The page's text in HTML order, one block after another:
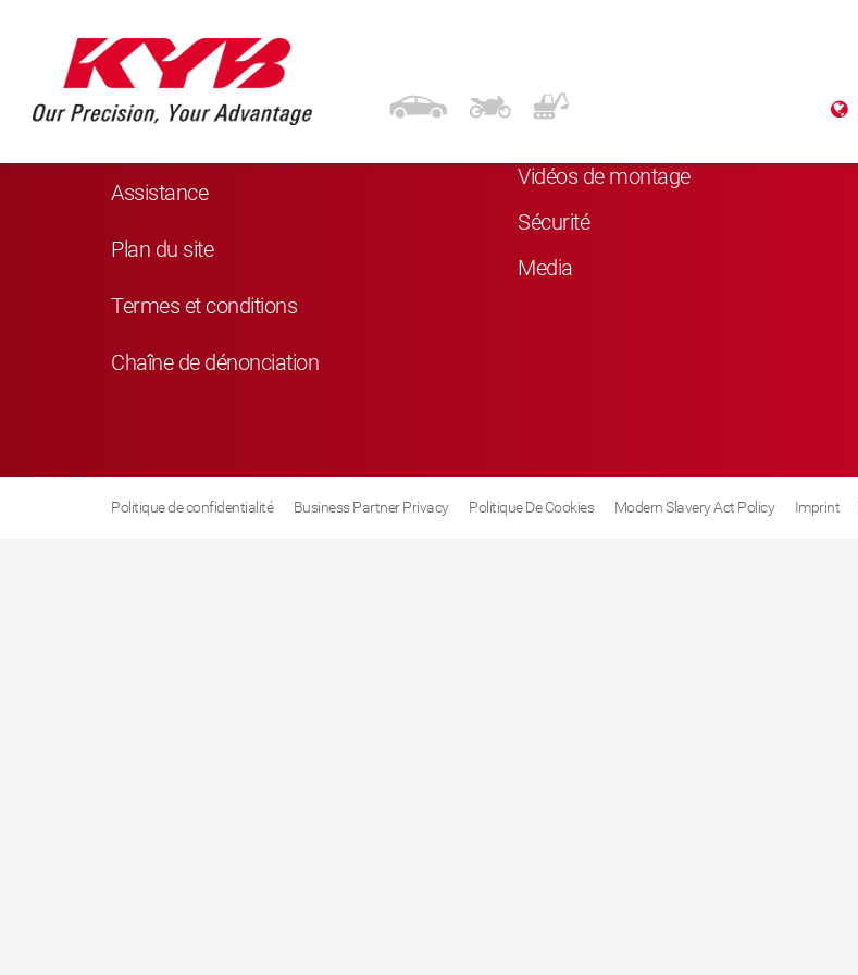
Navigation
Assistance
Plan du site
Termes et conditions
Chaîne de dénonciation
Vidéos de montage
Sécurité
Media
Politique de confidentialité Business Partner Privacy Politique De Cookies Modern Slavery Act Policy Imprint